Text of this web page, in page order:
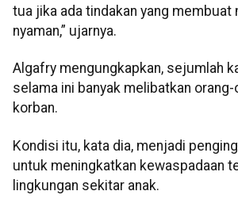
tua jika ada tindakan yang membuat
nyaman,” ujarnya.
Algafry mengungkapkan, sejumlah
selama ini banyak melibatkan
korban.
Kondisi itu, kata dia, menjadi
untuk meningkatkan kewaspadaan
lingkungan sekitar anak.